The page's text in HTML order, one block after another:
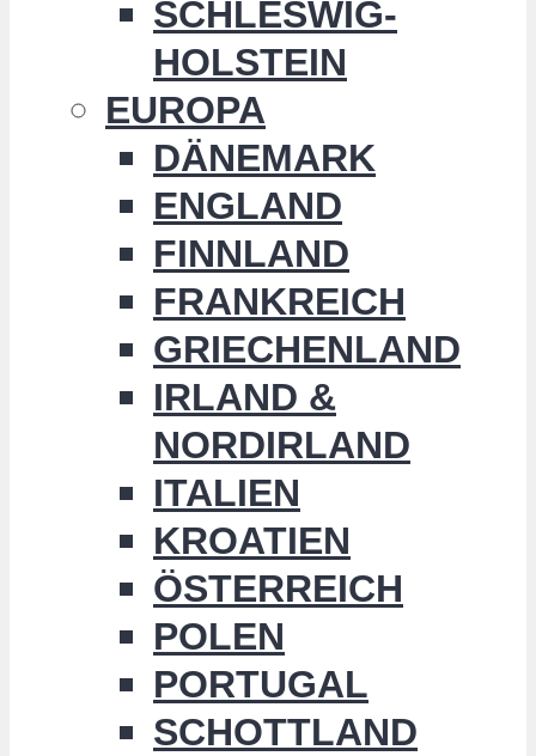
SCHLESWIG-
HOLSTEIN
EUROPA
DÄNEMARK
ENGLAND
FINNLAND
FRANKREICH
GRIECHENLAND
IRLAND &
NORDIRLAND
ITALIEN
KROATIEN
ÖSTERREICH
POLEN
PORTUGAL
SCHOTTLAND